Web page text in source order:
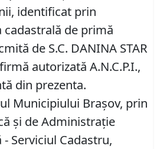
identificat prin
de primă
de S.C. DANINA STAR
autorizată A.N.C.P.I.,
din prezenta.
Municipiului Brașov, prin
și de Administrație
- Serviciul Cadastru,